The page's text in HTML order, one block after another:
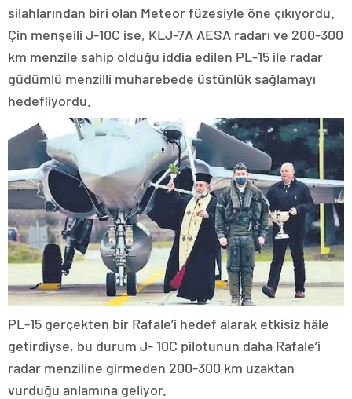
silahlarından biri olan Meteor füzesiyle öne çıkıyordu.
Çin menşeili J-10C ise, KLJ-7A AESA radarı ve 200-300
km menzile sahip olduğu iddia edilen PL-15 ile radar
güdümlü menzilli muharebede üstünlük sağlamayı
hedefliyordu.
PL-15 gerçekten bir Rafale’i hedef alarak etkisiz hâle
getirdiyse, bu durum J- 10C pilotunun daha Rafale’i
radar menziline girmeden 200-300 km uzaktan
vurduğu anlamına geliyor.